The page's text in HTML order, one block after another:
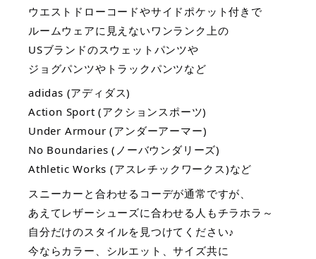
ウエストドローコードやサイドポケット付きで
ルームウェアに見えないワンランク上の
USブランドのスウェットパンツや
ジョグパンツやトラックパンツなど
adidas (アディダス)
Action Sport (アクションスポーツ)
Under Armour (アンダーアーマー)
No Boundaries (ノーバウンダリーズ)
Athletic Works (アスレチックワークス)など
スニーカーと合わせるコーデが通常ですが、
あえてレザーシューズに合わせる人もチラホラ～
自分だけのスタイルを見つけてください♪
今ならカラー、シルエット、サイズ共に